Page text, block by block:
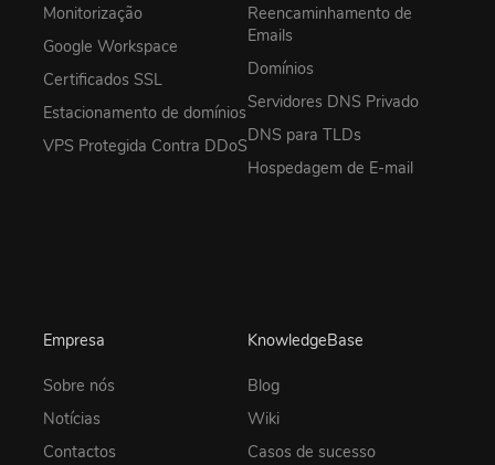
Monitorização
Google Workspace
Certificados SSL
Estacionamento de domínios
VPS Protegida Contra DDoS
Reencaminhamento de
Emails
Domínios
Servidores DNS Privado
DNS para TLDs
Hospedagem de E-mail
Empresa
Sobre nós
Notícias
Contactos
KnowledgeBase
Blog
Wiki
Casos de sucesso